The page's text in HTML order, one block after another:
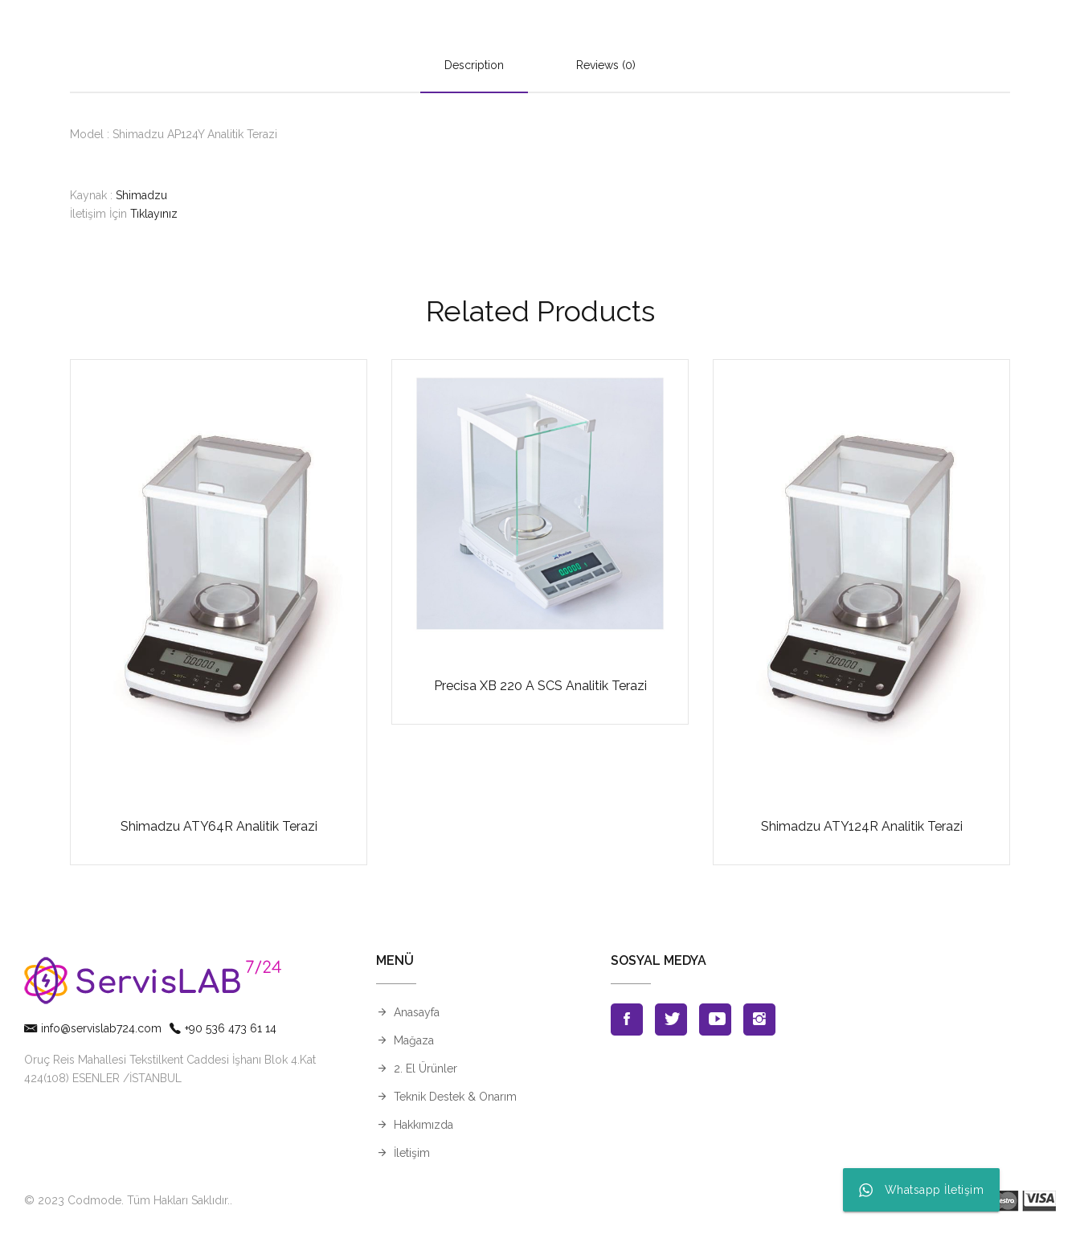
Description Reviews (0)
Model : Shimadzu AP124Y Analitik Terazi
Kaynak : Shimadzu
İletişim İçin Tıklayınız
Related Products
Shimadzu ATY64R Analitik Terazi
Precisa XB 220 A SCS Analitik Terazi
Shimadzu ATY124R Analitik Terazi
info@servislab724.com +90 536 473 61 14
Oruç Reis Mahallesi Tekstilkent Caddesi İşhanı Blok 4.Kat
424(108) ESENLER /İSTANBUL
MENÜ
Anasayfa
Mağaza
2. El Ürünler
Teknik Destek & Onarım
Hakkımızda
İletişim
SOSYAL MEDYA
© 2023 Codmode. Tüm Hakları Saklıdır.
Whatsapp İletişim